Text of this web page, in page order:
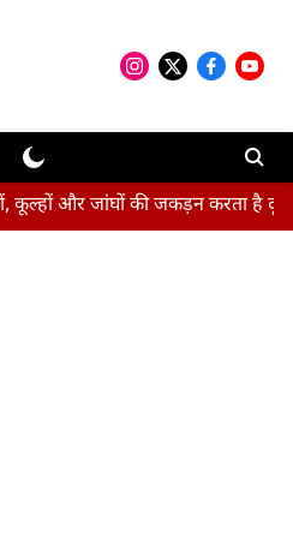
और जांघों की जकड़न करता है दूर,